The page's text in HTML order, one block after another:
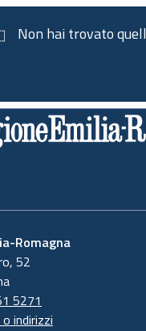
Non hai trovato
Romagna
52
5271
indirizzi